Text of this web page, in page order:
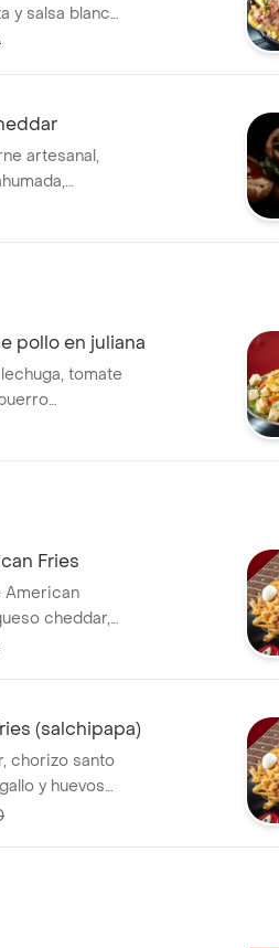
y salsa blanca
artesanal,
agridulces,
pollo en juliana
tomate
y
Fries
American
cheddar,
tocineta
(salchipapa)
chorizo santo
y huevos
400 ml.